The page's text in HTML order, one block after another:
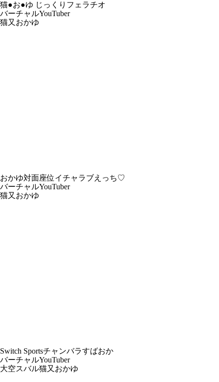
猫●お●ゆ じっくりフェラチオ
バーチャルYouTuber
猫又おかゆ
おかゆ対面座位イチャラブえっち♡
バーチャルYouTuber
猫又おかゆ
Switch Sportsチャンバラすばおか
バーチャルYouTuber
大空スバル猫又おかゆ